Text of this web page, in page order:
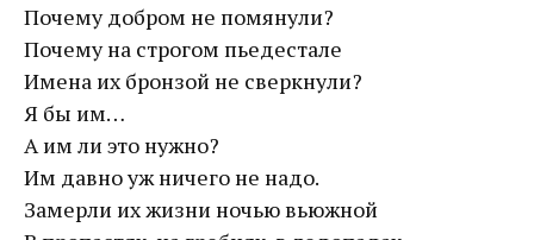
Почему добром не помянули?
Почему на строгом пьедестале
Имена их бронзой не сверкнули?
Я бы им…
А им ли это нужно?
Им давно уж ничего не надо.
Замерли их жизни ночью вьюжной